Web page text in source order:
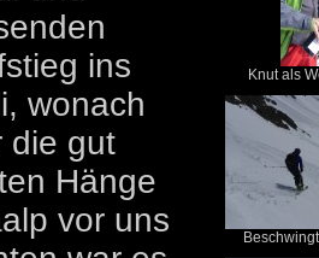
ins
wonach
die gut
Hänge
vor uns
Knut als